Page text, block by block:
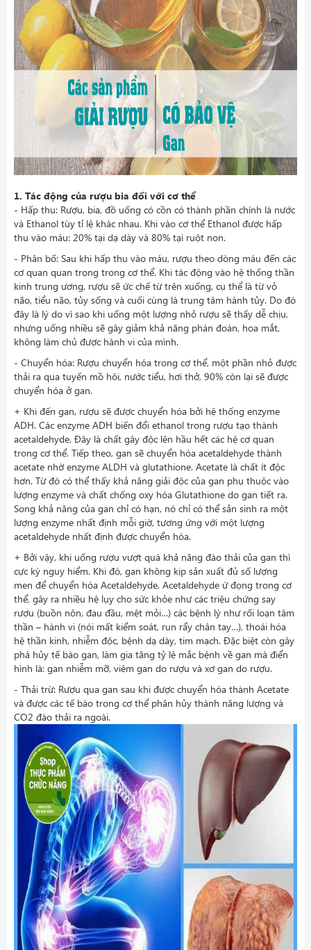
1. Tác động của rượu bia đối với cơ thể
- Hấp thu: Rượu, bia, đồ uống có cồn có thành phần chính là nước
và Ethanol tùy tỉ lệ khác nhau. Khi vào cơ thể Ethanol được hấp
thu vào máu: 20% tại dạ dày và 80% tại ruột non.
- Phân bố: Sau khi hấp thu vào máu, rượu theo dòng máu đến các
cơ quan quan trọng trong cơ thể. Khi tác động vào hệ thống thần
kinh trung ương, rượu sẽ ức chế từ trên xuống, cụ thể là từ vỏ
não, tiểu não, tủy sống và cuối cùng là trung tâm hành tủy. Do đó
đây là lý do vì sao khi uống một lượng nhỏ rượu sẽ thấy dễ chịu,
nhưng uống nhiều sẽ gây giảm khả năng phán đoán, hoa mắt,
không làm chủ được hành vi của mình.
- Chuyển hóa: Rượu chuyển hóa trong cơ thể, một phần nhỏ được
thải ra qua tuyến mồ hôi, nước tiểu, hơi thở, 90% còn lại sẽ được
chuyển hóa ở gan.
+ Khi đến gan, rượu sẽ được chuyển hóa bởi hệ thống enzyme
ADH. Các enzyme ADH biến đổi ethanol trong rượu tạo thành
acetaldehyde. Đây là chất gây độc lên hầu hết các hệ cơ quan
trong cơ thể. Tiếp theo, gan sẽ chuyển hóa acetaldehyde thành
acetate nhờ enzyme ALDH và glutathione. Acetate là chất ít độc
hơn. Từ đó có thể thấy khả năng giải độc của gan phụ thuộc vào
lượng enzyme và chất chống oxy hóa Glutathione do gan tiết ra.
Song khả năng của gan chỉ có hạn, nó chỉ có thể sản sinh ra một
lượng enzyme nhất định mỗi giờ, tương ứng với một lượng
acetaldehyde nhất định được chuyển hóa.
+ Bởi vậy, khi uống rượu vượt quá khả năng đào thải của gan thì
cực kỳ nguy hiểm. Khi đó, gan không kịp sản xuất đủ số lượng
men để chuyển hóa Acetaldehyde, Acetaldehyde ứ đọng trong cơ
thể, gây ra nhiều hệ lụy cho sức khỏe như các triệu chứng say
rượu (buồn nôn, đau đầu, mệt mỏi…) các bệnh lý như rối loạn tâm
thần – hành vi (nói mất kiểm soát, run rẩy chân tay…), thoái hóa
hệ thần kinh, nhiễm độc, bệnh dạ dày, tim mạch. Đặc biệt còn gây
phá hủy tế bào gan, làm gia tăng tỷ lệ mắc bệnh về gan mà điển
hình là: gan nhiễm mỡ, viêm gan do rượu và xơ gan do rượu.
- Thải trừ: Rượu qua gan sau khi được chuyển hóa thành Acetate
và được các tế bào trong cơ thể phân hủy thành năng lượng và
CO2 đào thải ra ngoài.